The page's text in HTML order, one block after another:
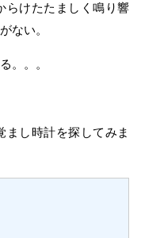
らけたたましく鳴り響
ない。
。。。
まし時計を探してみま